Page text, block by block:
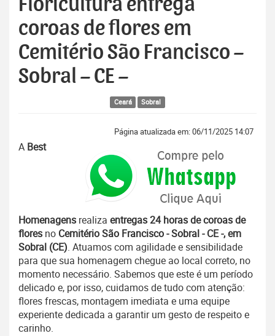
Floricultura entrega
coroas de flores em
Cemitério São Francisco –
Sobral – CE –
Ceará Sobral
Página atualizada em: 06/11/2025 14:07
A Best
Homenagens realiza entregas 24 horas de coroas de
flores no Cemitério São Francisco - Sobral - CE -, em
Sobral (CE). Atuamos com agilidade e sensibilidade
para que sua homenagem chegue ao local correto, no
momento necessário. Sabemos que este é um período
delicado e, por isso, cuidamos de tudo com atenção:
flores frescas, montagem imediata e uma equipe
experiente dedicada a garantir um gesto de respeito e
carinho.